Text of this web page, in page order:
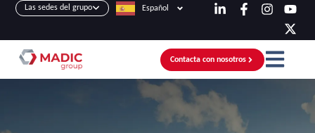
Las sedes del grupo Español
Contacta con nosotros